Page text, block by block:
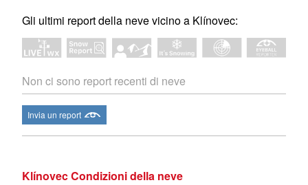
Gli ultimi report della neve vicino a Klínovec:
Non ci sono report recenti di neve
Invia un report
Klínovec Condizioni della neve